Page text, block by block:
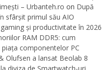
– Urbanteh.ro on După
sfârșit primul său AIO
și productivitate în 2026
RAM DDR5: cum
componentelor PC
Olufsen a lansat Beolab 8